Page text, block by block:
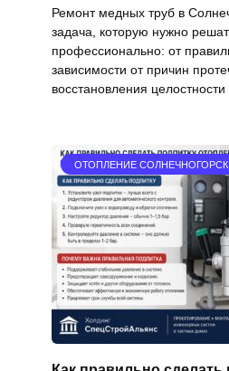
Ремонт медных труб в
задача, которую нужно
профессионально: от
зависимости от причин
восстановления целостности
ОТОПЛЕНИЕ СОЛНЕЧНОГОРСК